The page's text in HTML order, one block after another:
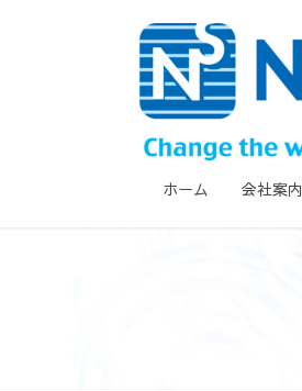
ホーム 会社案内